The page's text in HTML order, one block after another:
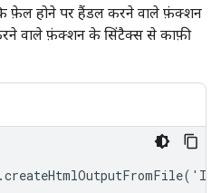
फ़ेल होने पर हैंडल करने वाले फ़ंक्शन
वाले फ़ंक्शन के सिंटैक्स से काफ़ी